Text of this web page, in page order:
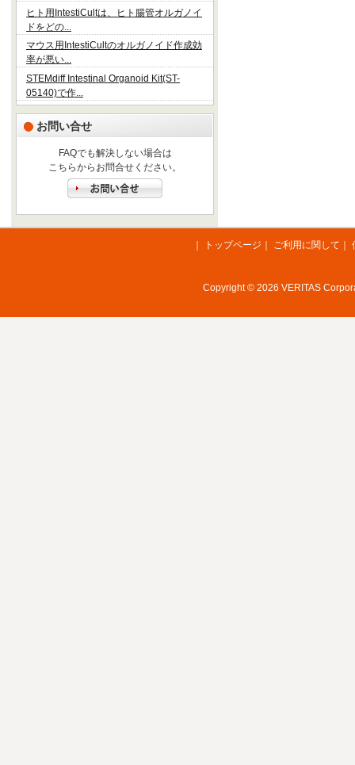
ヒト用IntestiCultは、ヒト腸管オルガノイ
ドをどの...
マウス用IntestiCultのオルガノイド作成効
率が悪い...
STEMdiff Intestinal Organoid Kit(ST-
05140)で作...
お問い合せ
FAQでも解決しない場合は
こちらからお問合せください。
トップページ ご利用に関して
Copyright © 2026 VERITAS